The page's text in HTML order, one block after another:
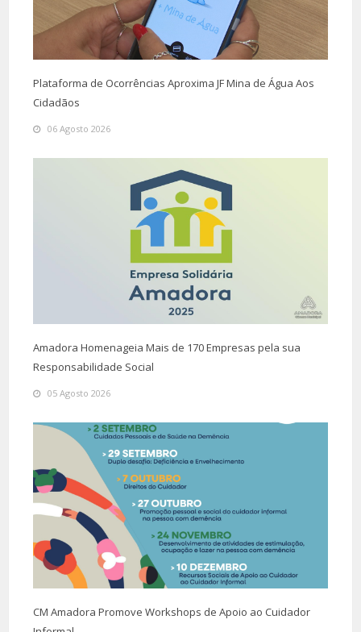
Plataforma de Ocorrências Aproxima JF Mina de Água Aos
Cidadãos
06 Agosto 2026
Amadora Homenageia Mais de 170 Empresas pela sua
Responsabilidade Social
05 Agosto 2026
CM Amadora Promove Workshops de Apoio ao Cuidador